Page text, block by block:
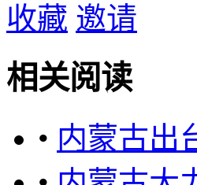
收藏 邀请
相关阅读
• 内蒙古出